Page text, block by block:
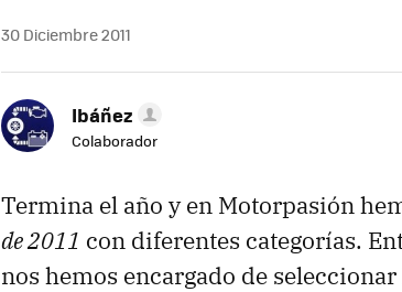
30 Diciembre 2011
Ibáñez
Colaborador
Termina el año y en Motorpasión
de 2011 con diferentes categorías.
nos hemos encargado de